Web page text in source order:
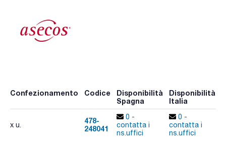
Confezionamento Codice
Disponibilità
Spagna
Disponibilità
Italia
x u.
478-
248041
0 -
contatta i
ns.uffici
0 -
contatta i
ns.uffici